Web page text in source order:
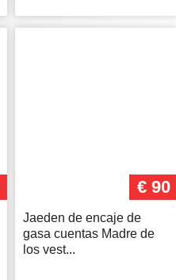
€ 90
Jaeden de encaje de
gasa cuentas Madre de
los vest...